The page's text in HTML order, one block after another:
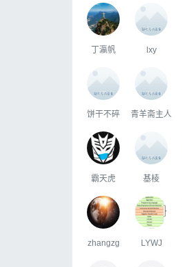
丁瀛帆 lxy
饼干不碎 青羊斋主人
霸天虎 基棱
zhangzg LYWJ